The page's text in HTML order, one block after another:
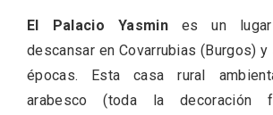
El Palacio Yasmin es un
descansar en Covarrubias (Burgos)
épocas. Esta casa rural
arabesco (toda la decoración